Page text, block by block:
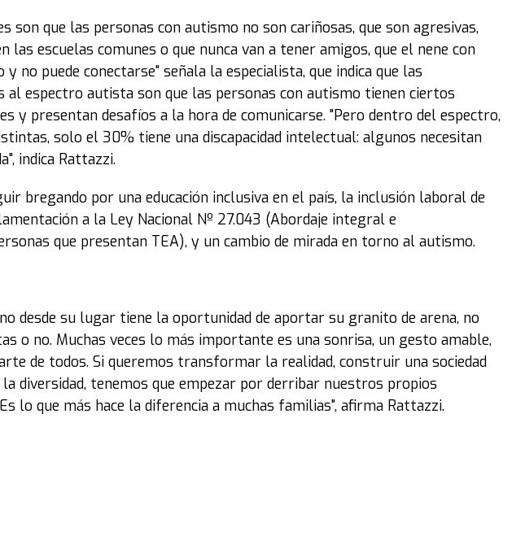
son que las personas con autismo no son cariñosas, que son agresivas,
las escuelas comunes o que nunca van a tener amigos, que el nene con
no puede conectarse" señala la especialista, que indica que las
al espectro autista son que las personas con autismo tienen ciertos
y presentan desafíos a la hora de comunicarse. "Pero dentro del espectro,
solo el 30% tiene una discapacidad intelectual: algunos necesitan
indica Rattazzi.
bregando por una educación inclusiva en el país, la inclusión laboral de
a la Ley Nacional Nº 27.043 (Abordaje integral e
que presentan TEA), y un cambio de mirada en torno al autismo.
desde su lugar tiene la oportunidad de aportar su granito de arena, no
o no. Muchas veces lo más importante es una sonrisa, un gesto amable,
de todos. Si queremos transformar la realidad, construir una sociedad
diversidad, tenemos que empezar por derribar nuestros propios
lo que más hace la diferencia a muchas familias", afirma Rattazzi.